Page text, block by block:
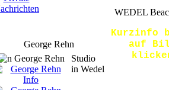
George Rehn
Studio
in Wedel
WEDEL
Kurzinfo
auf